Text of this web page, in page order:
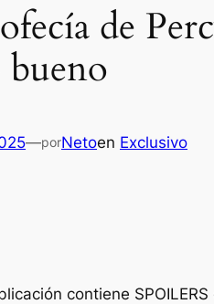
de
bueno
—porNetoen Exclusivo
contiene